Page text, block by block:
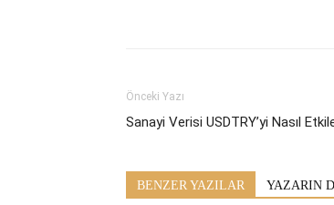
Önceki Yazı
Sanayi Verisi USDTRY’yi Nasıl
BENZER YAZILAR YAZARIN